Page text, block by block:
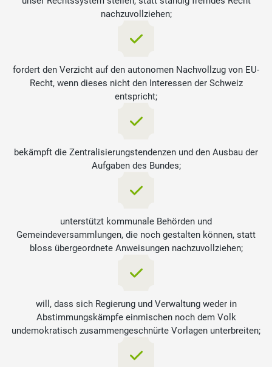
nachzuvollziehen;
fordert den Verzicht auf den autonomen Nachvollzug von EU-
Recht, wenn dieses nicht den Interessen der Schweiz
entspricht;
bekämpft die Zentralisierungstendenzen und den Ausbau der
Aufgaben des Bundes;
unterstützt kommunale Behörden und
Gemeindeversammlungen, die noch gestalten können, statt
bloss übergeordnete Anweisungen nachzuvollziehen;
will, dass sich Regierung und Verwaltung weder in
Abstimmungskämpfe einmischen noch dem Volk
undemokratisch zusammengeschnürte Vorlagen unterbreiten;